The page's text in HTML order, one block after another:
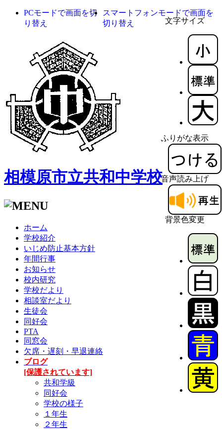
文字サイズ
ふりがな表示
音声読み上げ
背景色変更
PCモードで画面を切
り替え
スマートフォンモードで画面を
切り替え
相模原市立共和中学校
ホーム
学校紹介
いじめ防止基本方針
年間行事
お知らせ
校内研究
学校だより
相談室だより
生徒会
同好会
PTA
同窓会
欠席・遅刻・早退連絡
ブログ
[保護されています]
共和学級
同好会
学校の様子
１年生
２年生